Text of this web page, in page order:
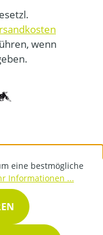
wenn
eine bestmögliche
Informationen ...